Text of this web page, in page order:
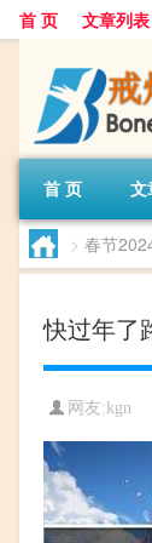
首 页 文章列表
首 页 文
> 春节
快过年了
网友: kgn